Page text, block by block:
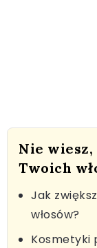
Nie
Twoich
Jak
włosów?
Kosmetyki